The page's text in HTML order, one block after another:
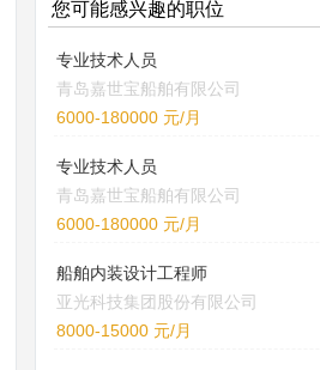
您可能感兴趣的职位
专业技术人员
青岛嘉世宝船舶有限公司
6000-180000 元/月
专业技术人员
青岛嘉世宝船舶有限公司
6000-180000 元/月
船舶内装设计工程师
亚光科技集团股份有限公司
8000-15000 元/月